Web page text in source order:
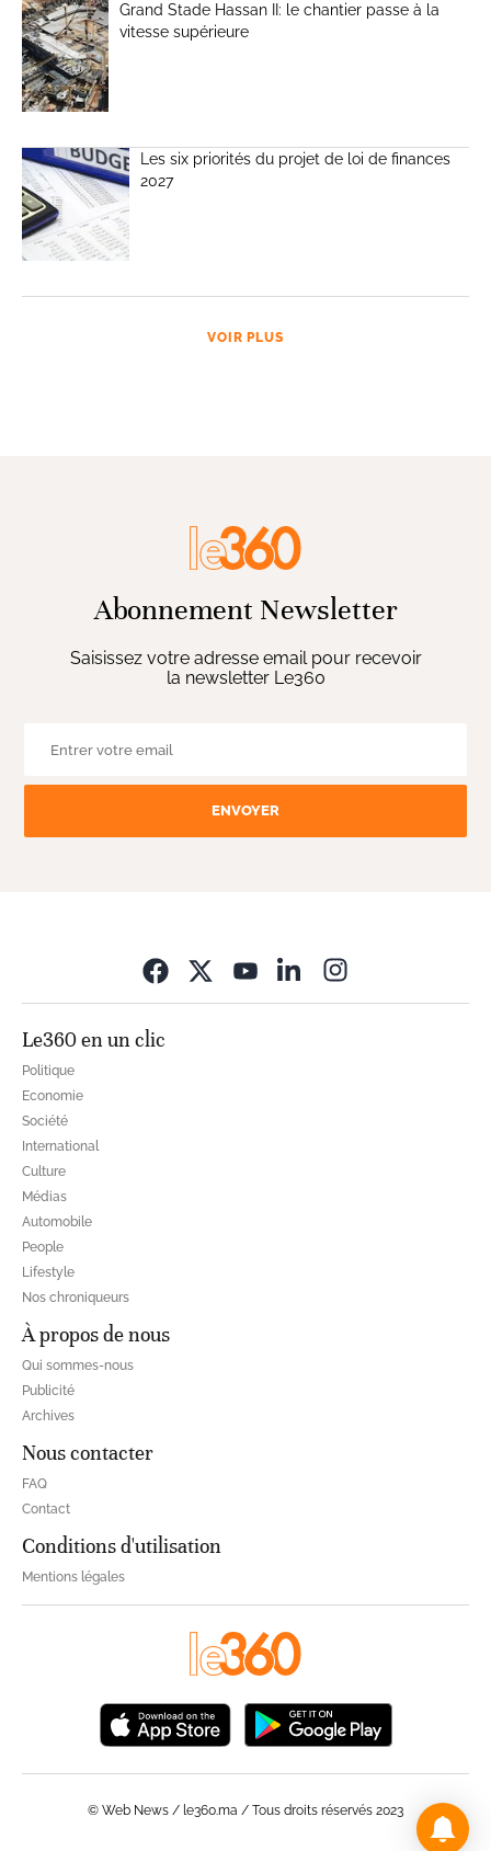
Grand Stade Hassan II: le chantier passe à la
vitesse supérieure
Les six priorités du projet de loi de finances
2027
VOIR PLUS
Abonnement Newsletter
Saisissez votre adresse email pour recevoir
la newsletter Le360
ENVOYER
Le360 en un clic
Politique
Economie
Société
International
Culture
Médias
Automobile
People
Lifestyle
Nos chroniqueurs
À propos de nous
Qui sommes-nous
Publicité
Archives
Nous contacter
FAQ
Contact
Conditions d'utilisation
Mentions légales
© Web News / le360.ma / Tous droits réservés 2023